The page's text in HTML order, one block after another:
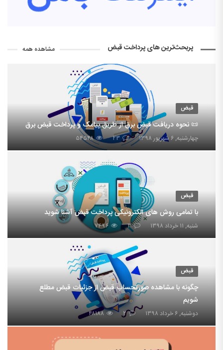
پربحث‌ترین های پرداخت قبض مشاهده همه
قبض
📜 نحوه دریافت قبض برق از طریق پیامک و پرداخت قبض برق
چهارشنبه, ۶ شهریور ۱۳۹۸ ۲۳ ۵۴۵۴۸
قبض
با تمامی روش های الکترونیکی پرداخت قبض آشنا شوید
شنبه, ۱۱ خرداد ۱۳۹۸ ۳ ۷۴۹۶
قبض
چگونه با مشاهده صورتحساب قبض از جزئیات قبض مطلع
شویم
دوشنبه, ۶ خرداد ۱۳۹۸ ۲ ۴۸۱۸۸